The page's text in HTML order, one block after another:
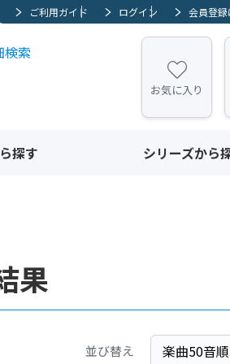
ご利用ガイド ログイン 会員登録
検索
お気に入り
探す シリーズから
果
並び替え